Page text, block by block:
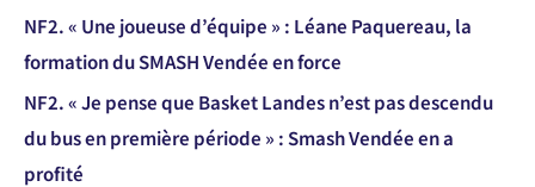
NF2. « Une joueuse d’équipe » : Léane Paquereau, la
formation du SMASH Vendée en force
NF2. « Je pense que Basket Landes n’est pas descendu
du bus en première période » : Smash Vendée en a
profité